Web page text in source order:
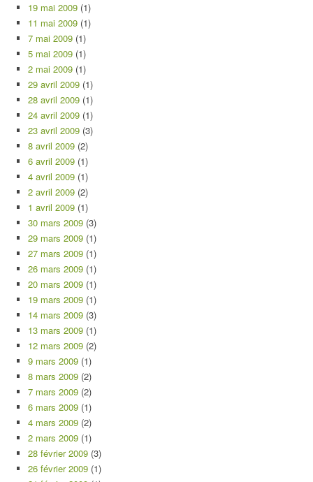
19 mai 2009 (1)
11 mai 2009 (1)
7 mai 2009 (1)
5 mai 2009 (1)
2 mai 2009 (1)
29 avril 2009 (1)
28 avril 2009 (1)
24 avril 2009 (1)
23 avril 2009 (3)
8 avril 2009 (2)
6 avril 2009 (1)
4 avril 2009 (1)
2 avril 2009 (2)
1 avril 2009 (1)
30 mars 2009 (3)
29 mars 2009 (1)
27 mars 2009 (1)
26 mars 2009 (1)
20 mars 2009 (1)
19 mars 2009 (1)
14 mars 2009 (3)
13 mars 2009 (1)
12 mars 2009 (2)
9 mars 2009 (1)
8 mars 2009 (2)
7 mars 2009 (2)
6 mars 2009 (1)
4 mars 2009 (2)
2 mars 2009 (1)
28 février 2009 (3)
26 février 2009 (1)